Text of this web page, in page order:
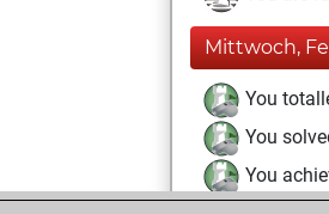
Mittwoch,
You
You
You